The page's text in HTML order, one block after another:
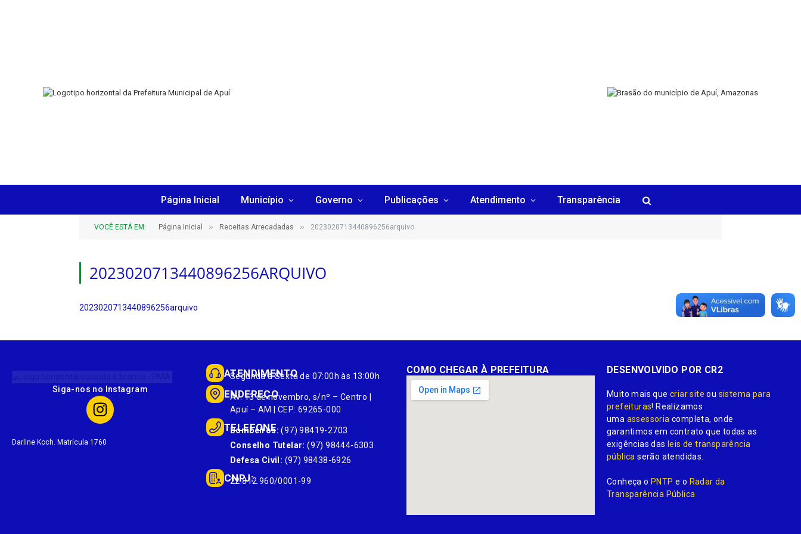
Página Inicial Município Governo Publicações Atendimento Transparência
VOCÊ ESTÁ EM: Página Inicial » Receitas Arrecadadas » 2023020713440896256arquivo
2023020713440896256ARQUIVO
2023020713440896256arquivo
Siga-nos no Instagram
Darline Koch. Matrícula 1760
ATENDIMENTO
Segunda à Sexta de 07:00h às 13:00h
ENDEREÇO
Av. 13 de novembro, s/nº – Centro |
Apuí – AM | CEP: 69265-000
TELEFONE
Bombeiros: (97) 98419-2703
Conselho Tutelar: (97) 98444-6303
Defesa Civil: (97) 98438-6926
CNPJ:
22.812.960/0001-99
COMO CHEGAR À PREFEITURA DESENVOLVIDO POR CR2
Muito mais quecriar site ou sistema para
prefeituras! Realizamos
uma assessoria completa, onde
garantimos em contrato que todas as
exigências das leis de transparência
pública serão atendidas.
Conheça o PNTP e o Radar da
Transparência Pública